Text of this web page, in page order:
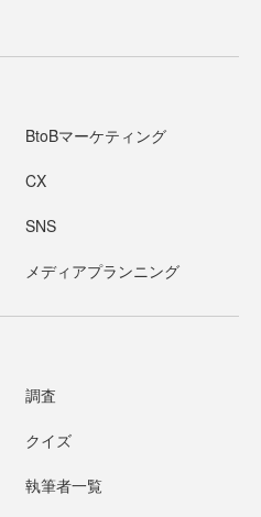
BtoBマーケティング
CX
SNS
メディアプランニング
調査
クイズ
執筆者一覧